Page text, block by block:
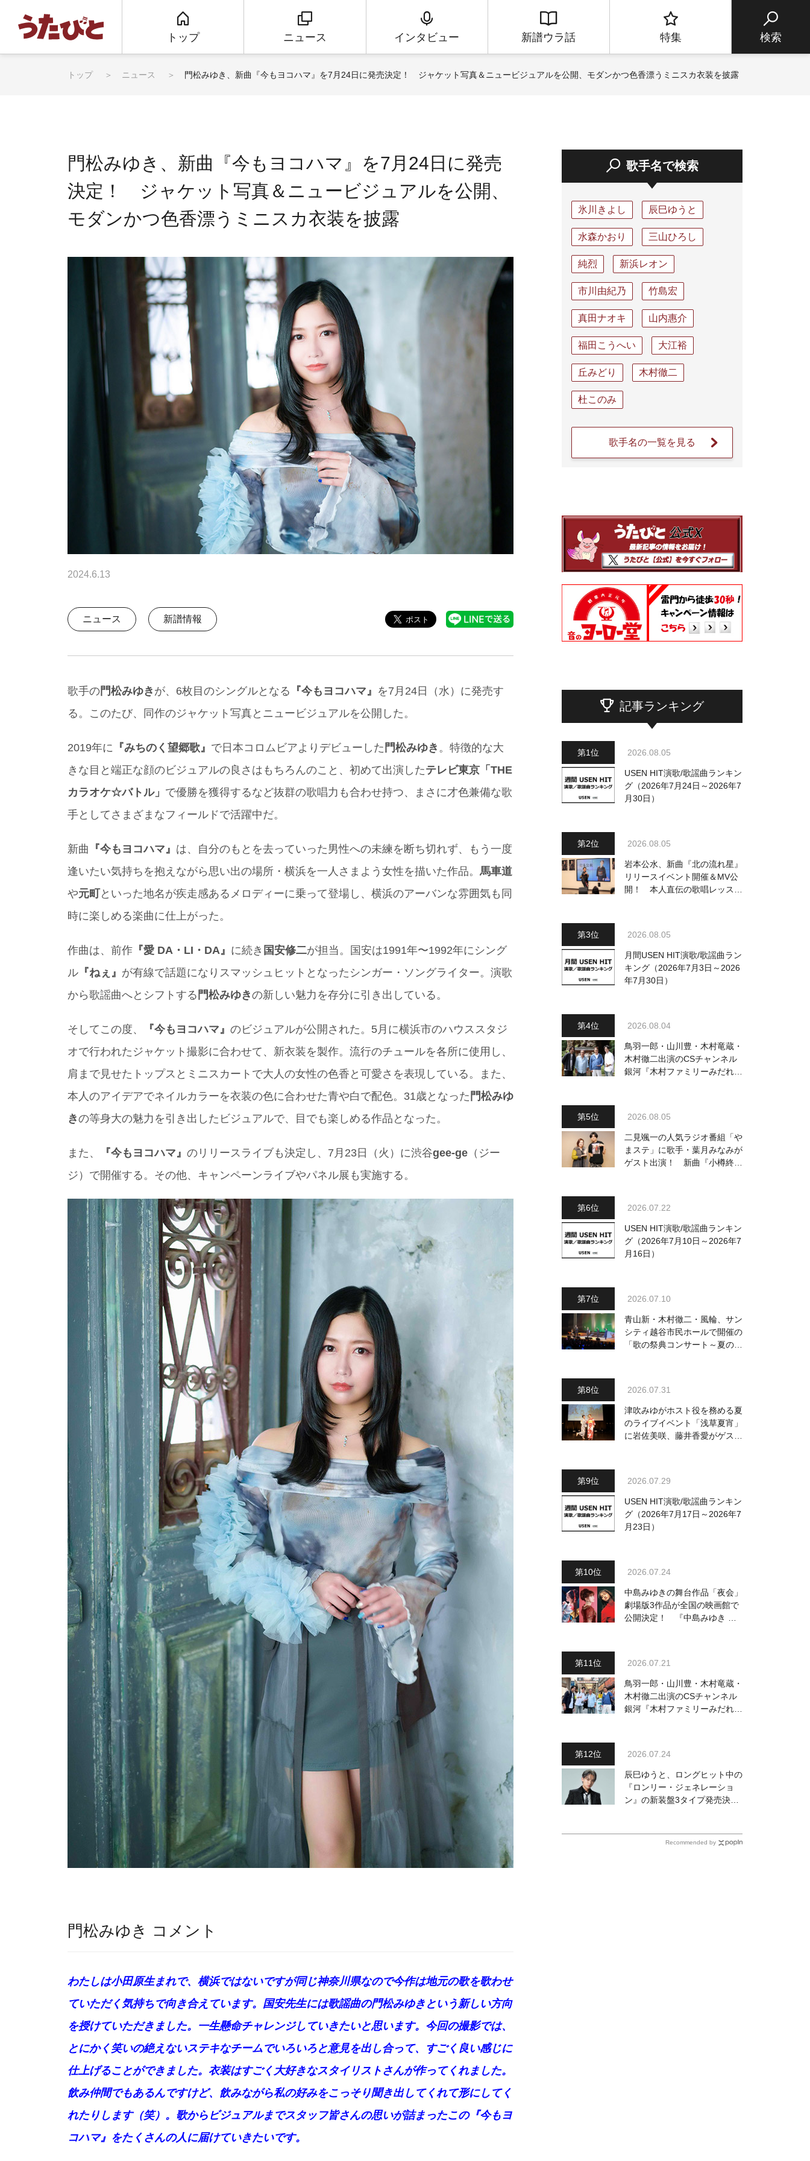
トップ ニュース インタビュー 新譜ウラ話 特集 検索
トップ ニュース 門松みゆき、新曲『今もヨコハマ』を7月24日に発売決定！ ジャケット写真＆ニュービジュアルを公開、モダンかつ色香漂うミニスカ衣装を披露
門松みゆき、新曲『今もヨコハマ』を7月24日に発売
決定！ ジャケット写真＆ニュービジュアルを公開、
モダンかつ色香漂うミニスカ衣装を披露
2024.6.13
ニュース 新譜情報
歌手の門松みゆき が、6枚目のシングルとなる 『今もヨコハマ』 を7月24日（水）に発売す
る。このたび、同作のジャケット写真とニュービジュアルを公開した。
2019年に 『みちのく望郷歌』 で日本コロムビアよりデビューした 門松みゆき 。特徴的な大
きな目と端正な顔のビジュアルの良さはもちろんのこと、初めて出演したテレビ東京「THE
カラオケ☆バトル」 で優勝を獲得するなど抜群の歌唱力も合わせ持つ、まさに才色兼備な歌
手としてさまざまなフィールドで活躍中だ。
新曲 『今もヨコハマ』 は、自分のもとを去っていった男性への未練を断ち切れず、もう一度
逢いたい気持ちを抱えながら思い出の場所・横浜を一人さまよう女性を描いた作品。 馬車道
や元町
といった地名が疾走感あるメロディーに乗って登場し、横浜のアーバンな雰囲気も同
時に楽しめる楽曲に仕上がった。
作曲は、前作 『愛 DA・LI・DA』 に続き 国安修二が担当。国安は1991年〜1992年にシング
ル 『ねぇ』 が有線で話題になりスマッシュヒットとなったシンガー・ソングライター。演歌
から歌謡曲へとシフトする 門松みゆきの新しい魅力を存分に引き出している。
そしてこの度、 『今もヨコハマ』 のビジュアルが公開された。5月に横浜市のハウススタジ
オで行われたジャケット撮影に合わせて、新衣装を製作。流行のチュールを各所に使用し、
肩まで見せたトップスとミニスカートで大人の女性の色香と可愛さを表現している。また、
本人のアイデアでネイルカラーを衣装の色に合わせた青や白で配色。31歳となった 門松みゆ
きの等身大の魅力を引き出したビジュアルで、目でも楽しめる作品となった。
また、 『今もヨコハマ』 のリリースライブも決定し、7月23日（火）に渋谷gee-ge （ジー
ジ）で開催する。その他、キャンペーンライブやパネル展も実施する。
門松みゆき コメント
わたしは小田原生まれで、横浜ではないですが同じ神奈川県なので今作は地元の歌を歌わせ
ていただく気持ちで向き合えています。国安先生には歌謡曲の門松みゆきという新しい方向
を授けていただきました。一生懸命チャレンジしていきたいと思います。今回の撮影では、
とにかく笑いの絶えないステキなチームでいろいろと意見を出し合って、すごく良い感じに
仕上げることができました。衣装はすごく大好きなスタイリストさんが作ってくれました。
飲み仲間でもあるんですけど、飲みながら私の好みをこっそり聞き出してくれて形にしてく
れたりします（笑）。歌からビジュアルまでスタッフ皆さんの思いが詰まったこの『今もヨ
コハマ』をたくさんの人に届けていきたいです。
歌手名で検索
氷川きよし 辰巳ゆうと
水森かおり 三山ひろし
純烈 新浜レオン
市川由紀乃 竹島宏
真田ナオキ 山内惠介
福田こうへい 大江裕
丘みどり 木村徹二
杜このみ
歌手名の一覧を見る
記事ランキング
2026.08.05
USEN HIT演歌/歌謡曲ランキン
グ（2026年7月24日～2026年7
月30日）
2026.08.05
岩本公水、新曲『北の流れ星』
リリースイベント開催＆MV公
開！ 本人直伝の歌唱レッスン
2026.08.05
月間USEN HIT演歌/歌謡曲ラン
キング（2026年7月3日～2026
年7月30日）
2026.08.04
鳥羽一郎・山川豊・木村竜蔵・
木村徹二出演のCSチャンネル
銀河『木村ファミリーみだれ旅
2026.08.05
二見颯一の人気ラジオ番組「や
まステ」に歌手・葉月みなみが
ゲスト出演！ 新曲『小樽終着
2026.07.22
USEN HIT演歌/歌謡曲ランキン
グ（2026年7月10日～2026年7
月16日）
2026.07.10
青山新・木村徹二・風輪、サン
シティ越谷市民ホールで開催の
「歌の祭典コンサート～夏の陣
2026.07.31
津吹みゆがホスト役を務める夏
のライブイベント「浅草夏宵」
に岩佐美咲、藤井香愛がゲスト
2026.07.29
USEN HIT演歌/歌謡曲ランキン
グ（2026年7月17日～2026年7
月23日）
2026.07.24
中島みゆきの舞台作品「夜会」
劇場版3作品が全国の映画館で
公開決定！ 『中島みゆき 劇
2026.07.21
鳥羽一郎・山川豊・木村竜蔵・
木村徹二出演のCSチャンネル
銀河『木村ファミリーみだれ旅
2026.07.24
辰巳ゆうと、ロングヒット中の
『ロンリー・ジェネレーショ
ン』の新装盤3タイプ発売決
Recommended by